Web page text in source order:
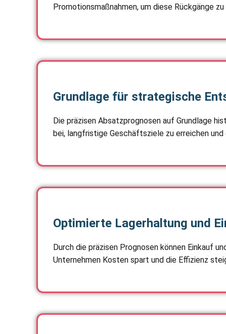
Promotionsmaßnahmen, um diese Rückgänge
Grundlage für strategische
Die präzisen Absatzprognosen auf Grundlage
bei, langfristige Geschäftsziele zu erreichen
Optimierte Lagerhaltung und
Durch die präzisen Prognosen können Einkauf
Unternehmen Kosten spart und die Effizienz